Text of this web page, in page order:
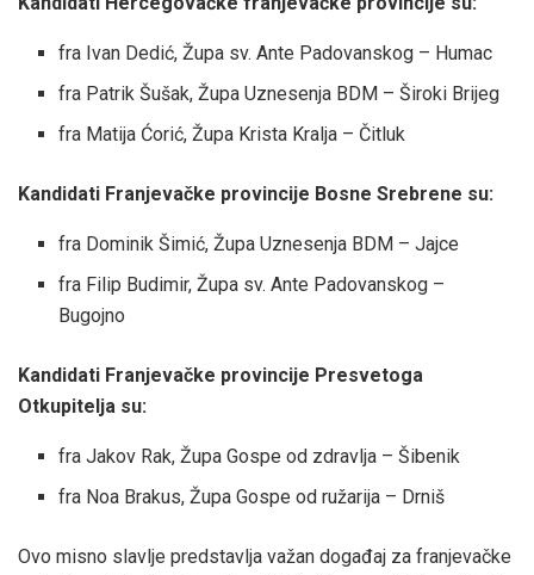
fra Ivan Dedić, Župa sv. Ante Padovanskog – Humac
fra Patrik Šušak, Župa Uznesenja BDM – Široki Brijeg
fra Matija Ćorić, Župa Krista Kralja – Čitluk
Kandidati Franjevačke provincije Bosne Srebrene su:
fra Dominik Šimić, Župa Uznesenja BDM – Jajce
fra Filip Budimir, Župa sv. Ante Padovanskog –
Bugojno
Kandidati Franjevačke provincije Presvetoga
Otkupitelja su:
fra Jakov Rak, Župa Gospe od zdravlja – Šibenik
fra Noa Brakus, Župa Gospe od ružarija – Drniš
Ovo misno slavlje predstavlja važan događaj za franjevačke